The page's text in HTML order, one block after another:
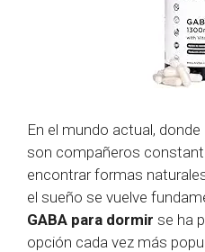
En el mundo actual,
son compañeros
encontrar formas
el sueño se vuelve
GABA para dormir se ha
opción cada vez más